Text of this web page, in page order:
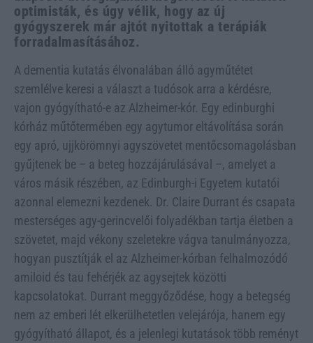
optimisták, és úgy vélik, hogy az új
gyógyszerek már ajtót nyitottak a terápiák
forradalmasításához.
A dementia kutatás élvonalában álló agyműtétet
szemlélve keresi a választ a tudósok arra a kérdésre,
vajon gyógyítható-e az Alzheimer-kór. Egy edinburghi
kórház műtőtermében egy agytumor eltávolítása során
egy apró, ujjkörömnyi agyszövetet mentőcsomagolásban
gyűjtenek be – a beteg hozzájárulásával –, amelyet a
város másik részében, az Edinburgh-i Egyetem kutatói
azonnal elemezni kezdenek. Dr. Claire Durrant és csapata
mesterséges agy-gerincvelői folyadékban tartja életben a
szövetet, majd vékony szeletekre vágva tanulmányozza,
hogyan pusztítják el az Alzheimer-kórban felhalmozódó
amiloid és tau fehérjék az agysejtek közötti
kapcsolatokat. Durrant meggyőződése, hogy a betegség
nem az emberi lét elkerülhetetlen velejárója, hanem egy
gyógyítható állapot, és a jelenlegi kutatások több reményt